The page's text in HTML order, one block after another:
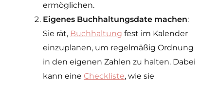
ermöglichen.
Eigenes Buchhaltungsdate machen:
Sie rät, Buchhaltung fest im Kalender
einzuplanen, um regelmäßig Ordnung
in den eigenen Zahlen zu halten. Dabei
kann eine Checkliste, wie sie